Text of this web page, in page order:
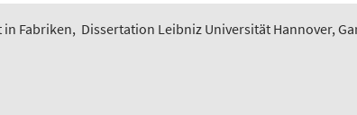
Fabriken, Dissertation Leibniz Universität Hannover,